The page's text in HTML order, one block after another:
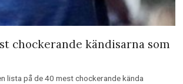
chockerande kändisarna som
lista på de 40 mest chockerande kända